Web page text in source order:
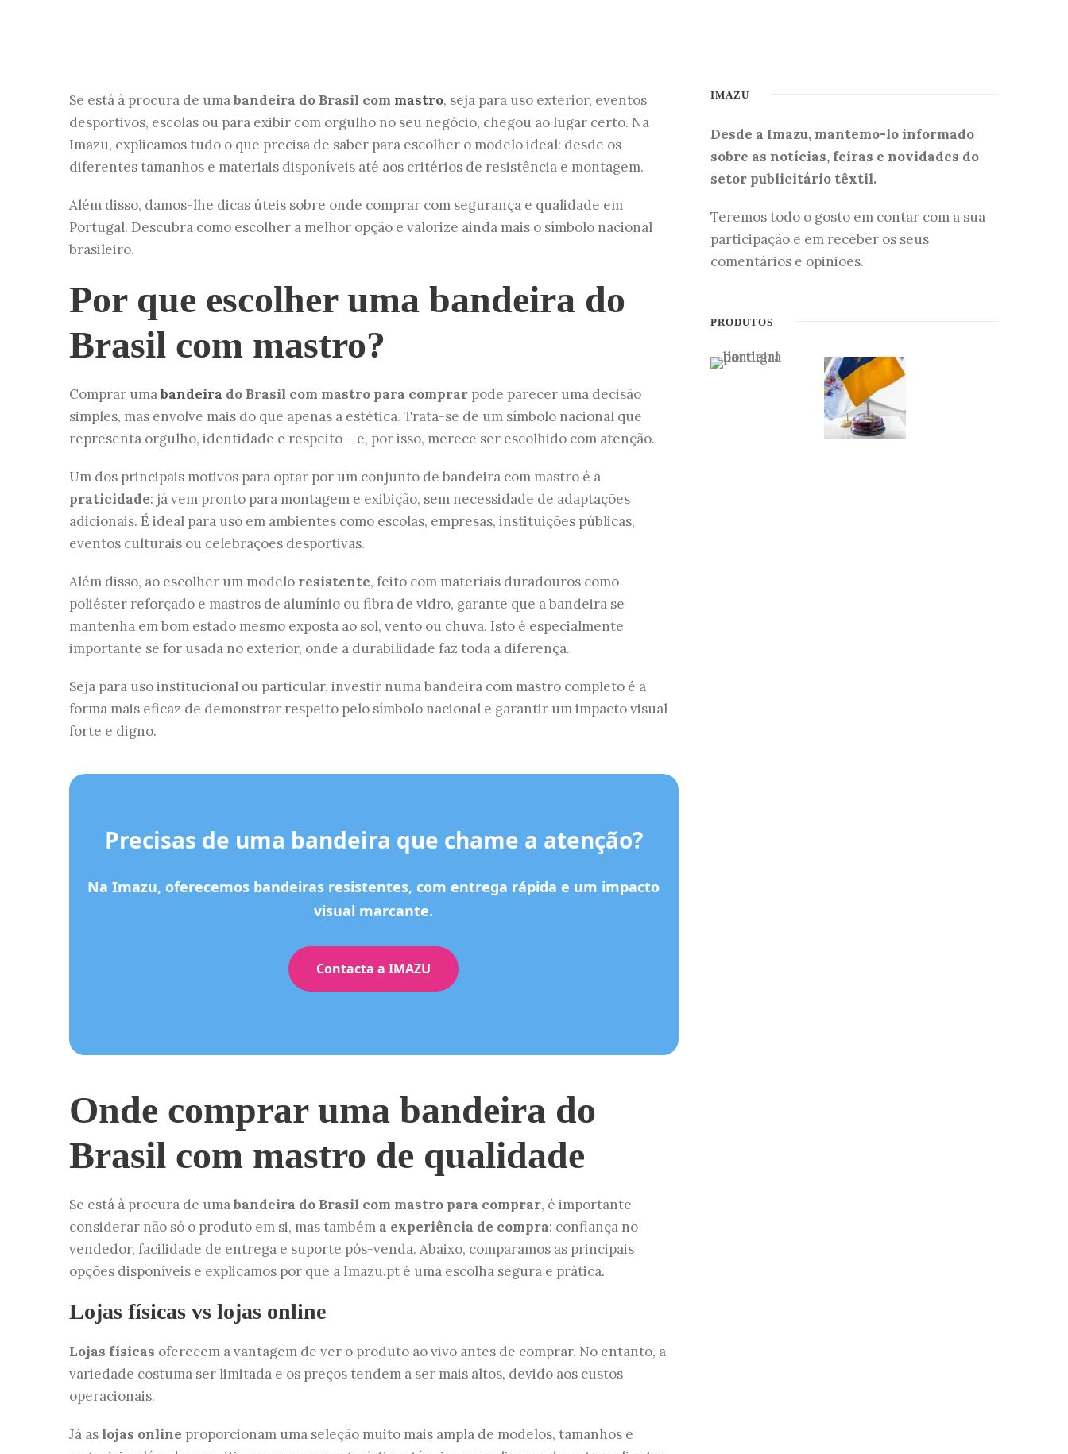
Se está à procura de umabandeira do Brasil com mastro, seja para uso exterior, eventos
desportivos, escolas ou para exibir com orgulho no seu negócio, chegou ao lugar certo. Na
Imazu, explicamos tudo o que precisa de saber para escolher o modelo ideal: desde os
diferentes tamanhos e materiais disponíveis até aos critérios de resistência e montagem.
Além disso, damos-lhe dicas úteis sobre onde comprar com segurança e qualidade em
Portugal. Descubra como escolher a melhor opção e valorize ainda mais o símbolo nacional
brasileiro.
Por que escolher uma bandeira do
Brasil com mastro?
Comprar umabandeira do Brasil com mastro para comprar pode parecer uma decisão
simples, mas envolve mais do que apenas a estética. Trata-se de um símbolo nacional que
representa orgulho, identidade e respeito – e, por isso, merece ser escolhido com atenção.
Um dos principais motivos para optar por um conjunto de bandeira com mastro é a
praticidade: já vem pronto para montagem e exibição, sem necessidade de adaptações
adicionais. É ideal para uso em ambientes como escolas, empresas, instituições públicas,
eventos culturais ou celebrações desportivas.
Além disso, ao escolher um modelo resistente, feito com materiais duradouros como
poliéster reforçado e mastros de alumínio ou fibra de vidro, garante que a bandeira se
mantenha em bom estado mesmo exposta ao sol, vento ou chuva. Isto é especialmente
importante se for usada no exterior, onde a durabilidade faz toda a diferença.
Seja para uso institucional ou particular, investir numa bandeira com mastro completo é a
forma mais eficaz de demonstrar respeito pelo símbolo nacional e garantir um impacto visual
forte e digno.
Precisas de uma bandeira que chame a atenção?
Na Imazu, oferecemos bandeiras resistentes, com entrega rápida e um impacto
visual marcante.
Contacta a IMAZU
Onde comprar uma bandeira do
Brasil com mastro de qualidade
Se está à procura de umabandeira do Brasil com mastro para comprar, é importante
considerar não só o produto em si, mas também a experiência de compra: confiança no
vendedor, facilidade de entrega e suporte pós-venda. Abaixo, comparamos as principais
opções disponíveis e explicamos por que a Imazu.pt é uma escolha segura e prática.
Lojas físicas vs lojas online
Lojas físicas oferecem a vantagem de ver o produto ao vivo antes de comprar. No entanto, a
variedade costuma ser limitada e os preços tendem a ser mais altos, devido aos custos
operacionais.
Já as lojas online proporcionam uma seleção muito mais ampla de modelos, tamanhos e
IMAZU
Desde a Imazu, mantemo-lo informado
sobre as notícias, feiras e novidades do
setor publicitário têxtil.
Teremos todo o gosto em contar com a sua
participação e em receber os seus
comentários e opiniões.
PRODUTOS